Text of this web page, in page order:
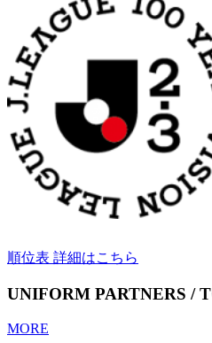
順位表 詳細はこちら
UNIFORM PARTNERS /
MORE